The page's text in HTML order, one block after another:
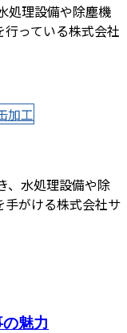
処理設備や除塵機
っている株式会社
加工
、水処理設備や除
がける株式会社サ
魅力